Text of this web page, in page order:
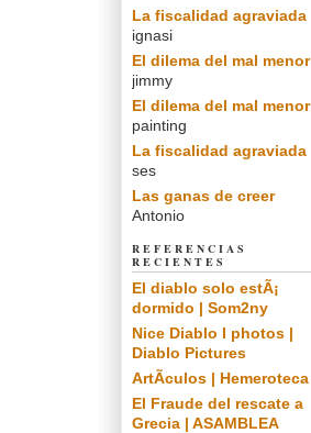
La fiscalidad agraviada
ignasi
El dilema del mal menor
jimmy
El dilema del mal menor
painting
La fiscalidad agraviada
ses
Las ganas de creer
Antonio
REFERENCIAS
RECIENTES
El diablo solo estÃ¡
dormido | Som2ny
Nice Diablo I photos |
Diablo Pictures
ArtÃ­culos | Hemeroteca
El Fraude del rescate a
Grecia | ASAMBLEA